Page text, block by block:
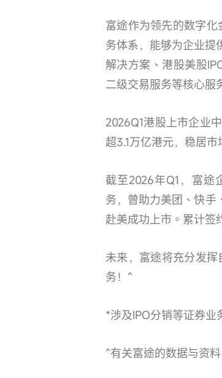
富途作为领先的数字
务体系，能够为企业提
解决方案、港股美股
二级交易服务等核心服
2026Q1港股上市企业
超3.1万亿港元，稳居市
截至2026年Q1，富途
务，曾助力美团、快手
赴美成功上市。累计签
未来，富途将充分发
务！^
*涉及IPO分销等证券
^有关富途的数据与资